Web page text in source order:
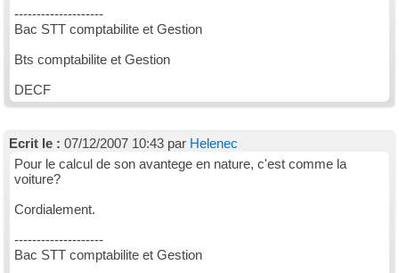
--------------------
Bac STT comptabilite et Gestion
Bts comptabilite et Gestion
DECF
Ecrit le : 07/12/2007 10:43 par Helenec
Pour le calcul de son avantege en nature, c'est comme la
voiture?
Cordialement.
--------------------
Bac STT comptabilite et Gestion